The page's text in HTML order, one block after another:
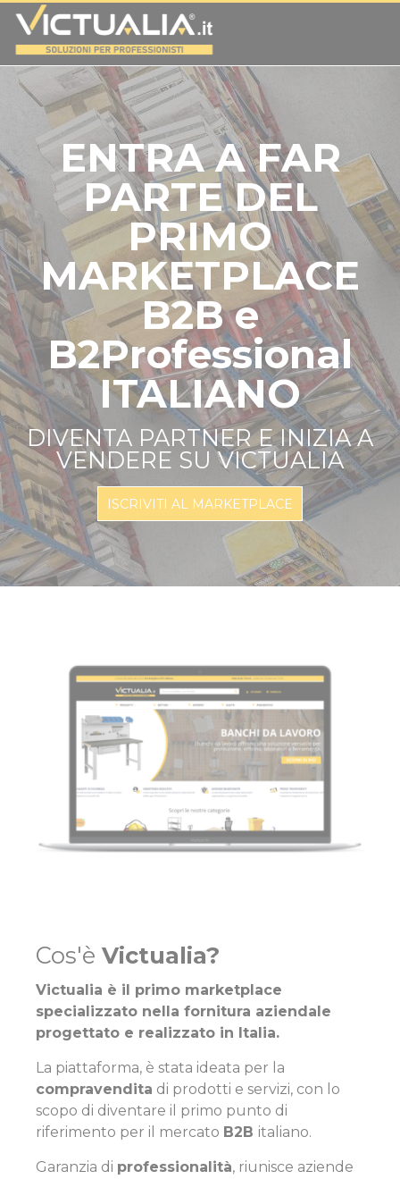
ENTRA A FAR
PARTE DEL
PRIMO
MARKETPLACE
B2B e
B2Professional
ITALIANO
DIVENTA PARTNER E INIZIA A
VENDERE SU VICTUALIA
ISCRIVITI AL MARKETPLACE
Cos'è Victualia?
Victualia è il primo marketplace
specializzato nella fornitura aziendale
progettato e realizzato in Italia.
La piattaforma, è stata ideata per la
compravendita di prodotti e servizi, con lo
scopo di diventare il primo punto di
riferimento per il mercato B2B italiano.
Garanzia di professionalità, riunisce aziende